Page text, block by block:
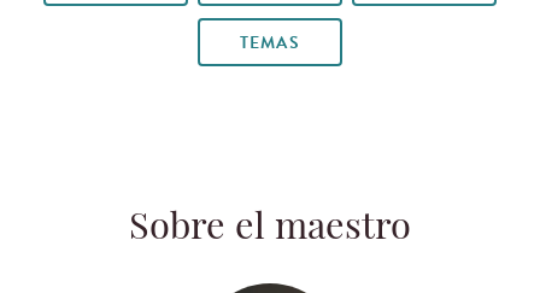
TEMAS
Sobre el maestro